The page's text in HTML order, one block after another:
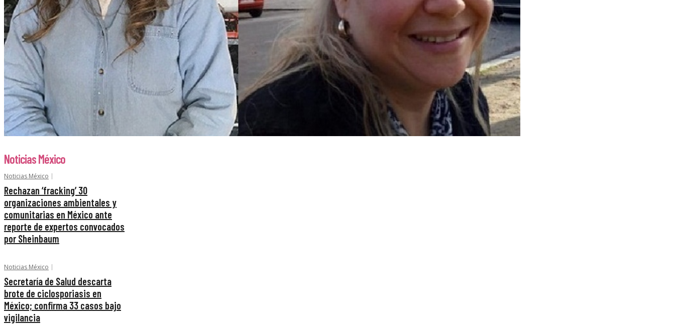
Noticias México
Noticias México
Rechazan ‘fracking’ 30
organizaciones ambientales y
comunitarias en México ante
reporte de expertos convocados
por Sheinbaum
Noticias México
Secretaría de Salud descarta
brote de ciclosporiasis en
México; confirma 33 casos bajo
vigilancia